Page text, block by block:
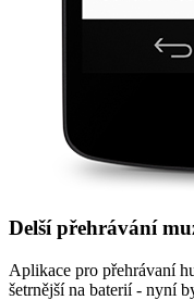
Delší přehrávání
Aplikace pro přehrávaní
šetrnější na baterií - nyní